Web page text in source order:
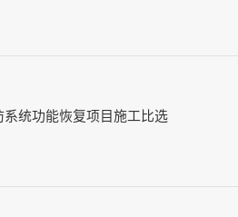
系统功能恢复项目施工比选